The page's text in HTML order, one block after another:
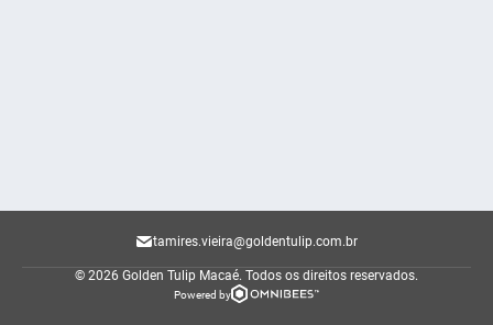
tamires.vieira@goldentulip.com.br
© 2026 Golden Tulip Macaé. Todos os direitos reservados.
Powered by